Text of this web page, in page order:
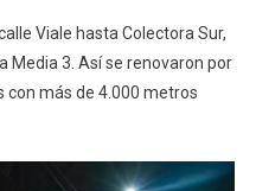
Viale hasta Colectora Sur,
Media 3. Así se renovaron por
más de 4.000 metros